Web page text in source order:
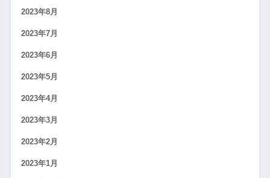
2023年8月
2023年7月
2023年6月
2023年5月
2023年4月
2023年3月
2023年2月
2023年1月